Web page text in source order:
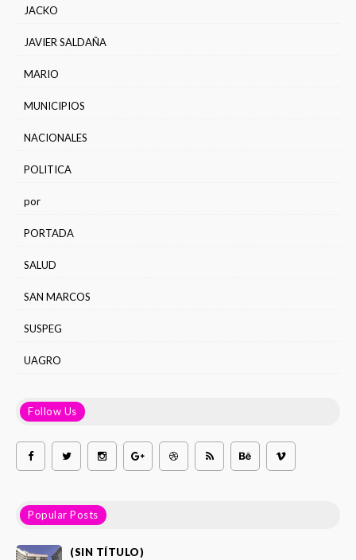
JACKO
JAVIER SALDAÑA
MARIO
MUNICIPIOS
NACIONALES
POLITICA
por
PORTADA
SALUD
SAN MARCOS
SUSPEG
UAGRO
Follow Us
Popular Posts
(SIN TÍTULO)